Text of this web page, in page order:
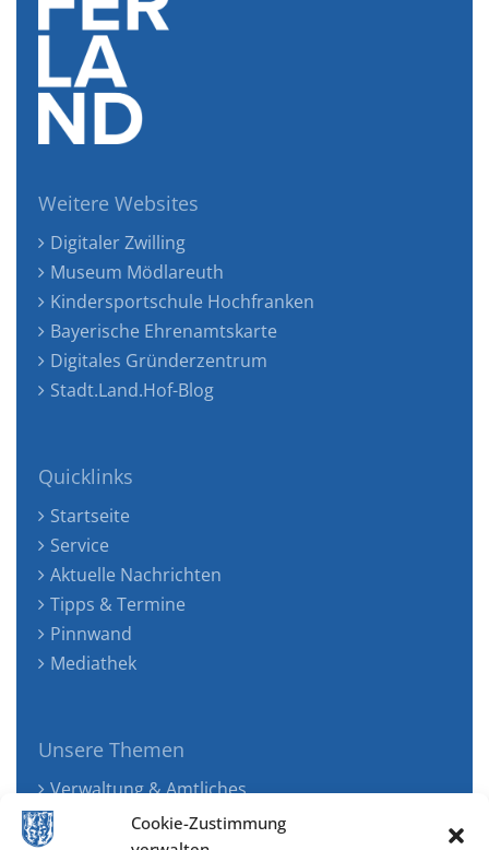
Cookie-Zustimmung
Weitere Websites
Digitaler Zwilling
Museum Mödlareuth
Kindersportschule Hochfranken
Bayerische Ehrenamtskarte
Digitales Gründerzentrum
Stadt.Land.Hof-Blog
Quicklinks
Startseite
Service
Aktuelle Nachrichten
Tipps & Termine
Pinnwand
Mediathek
Unsere Themen
Verwaltung & Amtliches
Jugend, Familie & Gesundheit